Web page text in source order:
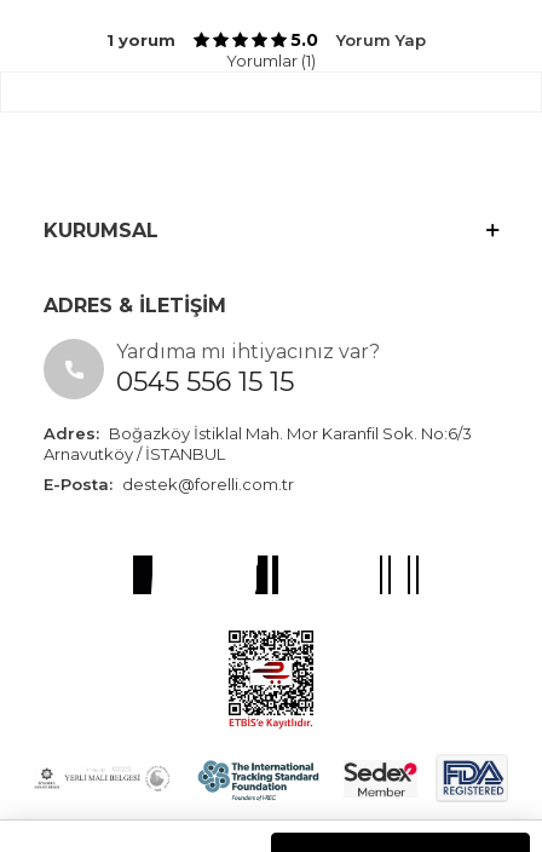
1 yorum 5.0
Yorum Yap
Yorumlar (1)
KURUMSAL
ADRES & İLETİŞİM
Yardıma mı ihtiyacınız var?
0545 556 15 15
Adres: Boğazköy İstiklal Mah. Mor Karanfil Sok. No:6/3
Arnavutköy / İSTANBUL
E-Posta: destek@forelli.com.tr